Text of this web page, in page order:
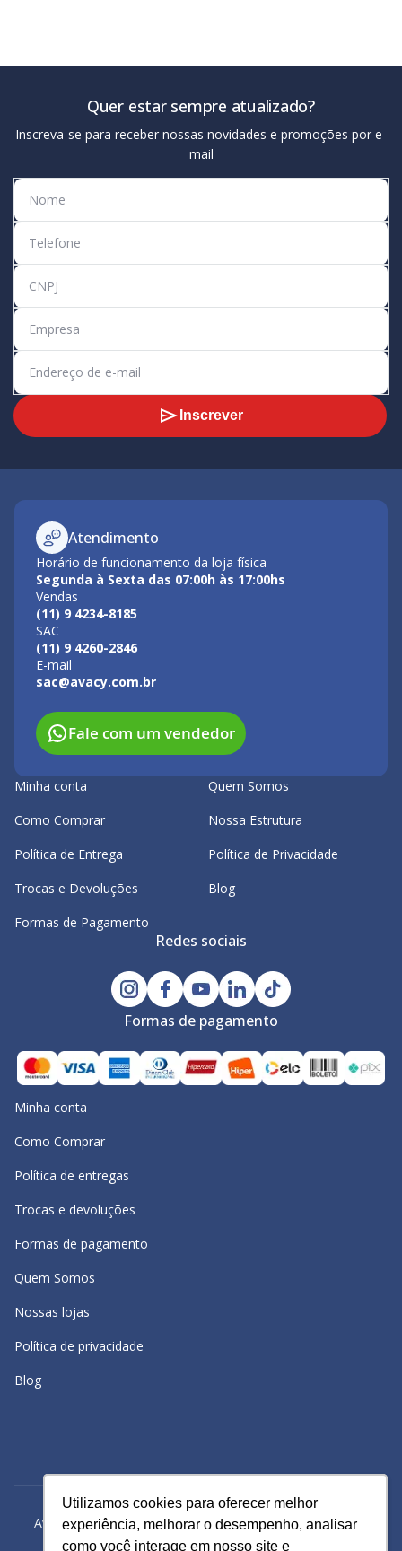
Utilizamos cookies para oferecer melhor
experiência, melhorar o desempenho, analisar
como você interage em nosso site e
Utilizamos cookies para oferecer melhor
experiência, melhorar o desempenho, analisar
como você interage em nosso site e
Quer estar sempre atualizado?
Inscreva-se para receber nossas novidades e promoções por e-
mail
Inscrever
Atendimento
Horário de funcionamento da loja física
Segunda à Sexta das 07:00h às 17:00hs
Vendas
(11) 9 4234-8185
SAC
(11) 9 4260-2846
E-mail
sac@avacy.com.br
Fale com um vendedor
Minha conta
Como Comprar
Política de Entrega
Trocas e Devoluções
Formas de Pagamento
Quem Somos
Nossa Estrutura
Política de Privacidade
Blog
Redes sociais
Formas de pagamento
Minha conta
Como Comprar
Política de entregas
Trocas e devoluções
Formas de pagamento
Quem Somos
Nossas lojas
Política de privacidade
Blog
Avacy Distribuidora e Comércio de Calçados Ltda | CNPJ:
61.234.829/0001-43